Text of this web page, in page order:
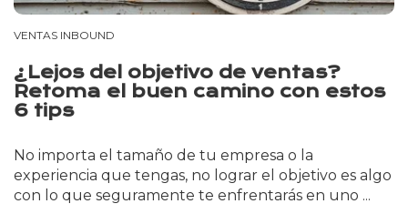
VENTAS INBOUND
¿Lejos del objetivo de ventas?
Retoma el buen camino con estos
6 tips
No importa el tamaño de tu empresa o la
experiencia que tengas, no lograr el objetivo es algo
con lo que seguramente te enfrentarás en uno ...